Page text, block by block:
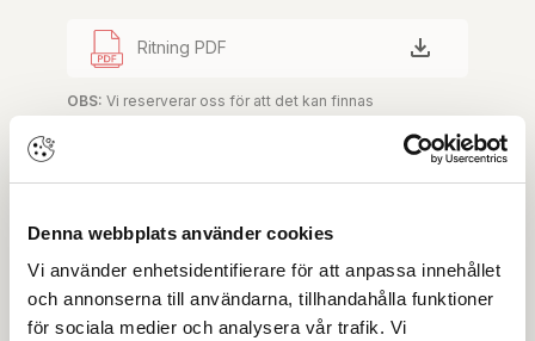
Denna webbplats använder cookies
Vi använder enhetsidentifierare för att anpassa innehållet
och annonserna till användarna, tillhandahålla funktioner
för sociala medier och analysera vår trafik. Vi
Ritning PDF
OBS: Vi reserverar oss för att det kan finnas
löpande med att säkerställa att våra dokument är så
Skapa konto Logga in
Skapa inloggning, bli företagskund eller logga in för att